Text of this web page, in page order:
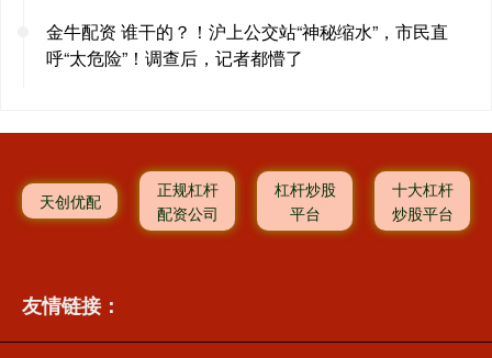
金牛配资 谁干的？！沪上公交站“神秘缩水”，市民直
呼“太危险”！调查后，记者都懵了
天创优配
正规杠杆
配资公司
杠杆炒股
平台
十大杠杆
炒股平台
友情链接：